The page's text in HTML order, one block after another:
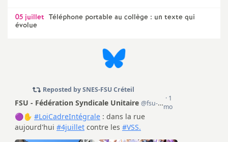
i
e
05 juillet Téléphone portable au collège : un texte qui
évolue